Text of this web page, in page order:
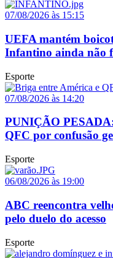
07/08/2026 às 15:15
UEFA mantém
Infantino ainda não
Esporte
07/08/2026 às 14:20
PUNIÇÃO
QFC por confusão
Esporte
06/08/2026 às 19:00
ABC reencontra
pelo duelo do acesso
Esporte